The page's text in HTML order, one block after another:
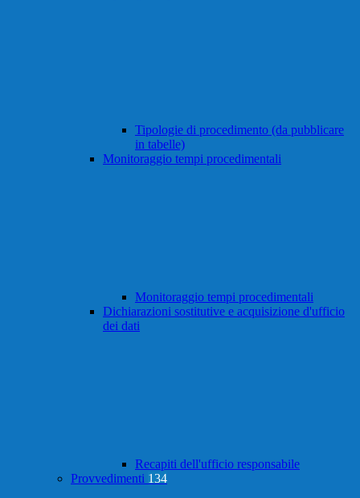
Tipologie di procedimento (da pubblicare
in tabelle)
Monitoraggio tempi procedimentali
Monitoraggio tempi procedimentali
Dichiarazioni sostitutive e acquisizione d'ufficio
dei dati
Recapiti dell'ufficio responsabile
Provvedimenti 134